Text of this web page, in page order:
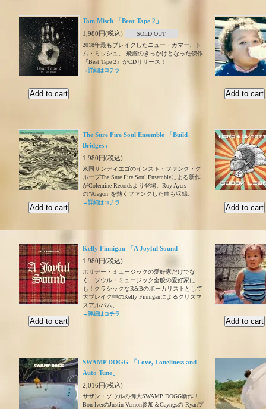
Tom Misch 「Beat Tape 2」
1,980円(税込)
SOLD OUT
2018年最もブレイクしたニュー・カマー、ト
ム・ミッシュ。 飛躍のきっかけとなった傑作
『Beat Tape 2』がCDリリース！
→詳細はコチラ
The Sure Fire Soul Ensemble 「Build
Bridges」
1,980円(税込)
米国サンディエゴのインスト・ファンク・グ
ループThe Sure Fire Soul Ensembleによる新作
がColemine Recordsより登場。Roy Ayers
の”Aragon”を熱くファンクした曲も収録。
→詳細はコチラ
Kelly Finnigan 「A Joyful Sound」
1,980円(税込)
ホリデー・ミュージックの愛好家だけでな
く、ソウル・ミュージック全般の愛好家に
も！クラシックなR&Bのボーカリストとして
大ブレイク中のKelly Finniganによるクリスマ
スアルバム。
→詳細はコチラ
SWAMP DOGG 「Love, Loneliness and
Auto Tune」
2,016円(税込)
サザン・ソウルの御大SWAMP DOGG新作！
Bon IverのJustin Vernon参加＆Gayngsの Ryanプ